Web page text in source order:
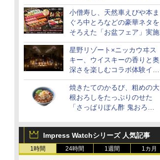
を発売
小僧寿し、天然車えびや本ま
ぐろ中とろなどの豪華ネタを
そろえた「お盆フェア」実施
星野リゾート×ニッカウヰス
キー、ウイスキーの香りと奥
深さを楽しむコラボ体験イベ
ントをOMO5小樽で提供開始
焼きたてのかるび、粗めの大
根おろしをたっぷりのせた
「さっぱりぽん酢 鬼おろし
Impress Watchシリーズ 人気記事
1時間 24時間 1週間 1カ月